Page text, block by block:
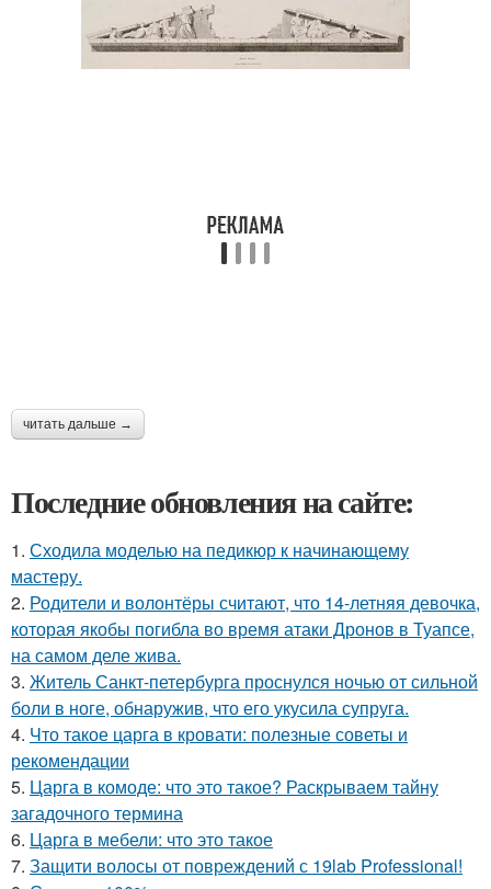
читать дальше →
Последние обновления на сайте:
1. Сходила моделью на педикюр к начинающему
мастеру.
2. Родители и волонтёры считают, что 14-летняя девочка,
которая якобы погибла во время атаки Дронов в Туапсе,
на самом деле жива.
3. Житель Санкт-петербурга проснулся ночью от сильной
боли в ноге, обнаружив, что его укусила супруга.
4. Что такое царга в кровати: полезные советы и
рекомендации
5. Царга в комоде: что это такое? Раскрываем тайну
загадочного термина
6. Царга в мебели: что это такое
7. Защити волосы от повреждений с 19lab Professional!